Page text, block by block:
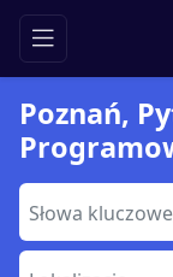
Poznań,